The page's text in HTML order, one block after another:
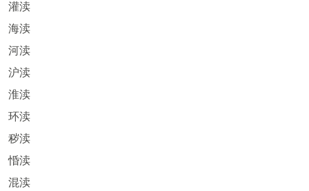
灌渎
海渎
河渎
沪渎
淮渎
环渎
秽渎
惛渎
混渎